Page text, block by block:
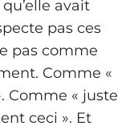
avait
pas ces
pas comme
Comme «
Comme « juste
ceci ». Et